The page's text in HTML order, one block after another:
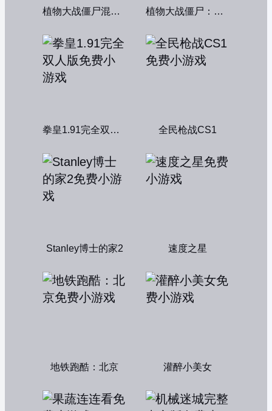
植物大战僵尸混合版 植物大战僵尸：融合变种
拳皇1.91完全双人版 全民枪战CS1
Stanley博士的家2 速度之星
地铁跑酷：北京 灌醉小美女